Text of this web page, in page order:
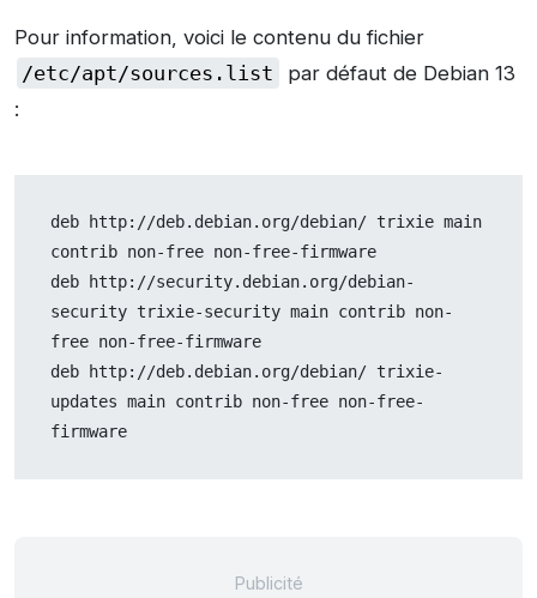
Pour information, voici le contenu du fichier
/etc/apt/sources.list
par défaut de Debian 13
:
deb http://deb.debian.org/debian/ trixie main
contrib non-free non-free-firmware
deb http://security.debian.org/debian-
security trixie-security main contrib non-
free non-free-firmware
deb http://deb.debian.org/debian/ trixie-
updates main contrib non-free non-free-
firmware